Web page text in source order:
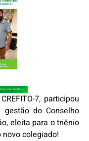
7, participou
do Conselho
eleita para o triênio
colegiado!